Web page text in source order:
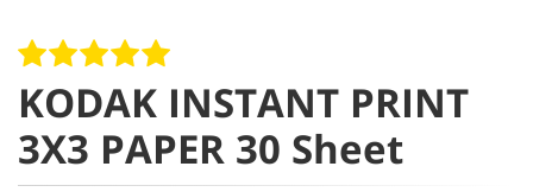
KODAK INSTANT PRINT
3X3 PAPER 30 Sheet